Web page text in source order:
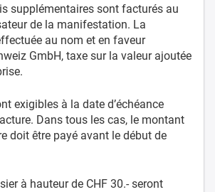
supplémentaires sont facturés au
de la manifestation. La
au nom et en faveur
GmbH, taxe sur la valeur ajoutée
exigibles à la date d’échéance
Dans tous les cas, le montant
doit être payé avant le début de
à hauteur de CHF 30.- seront